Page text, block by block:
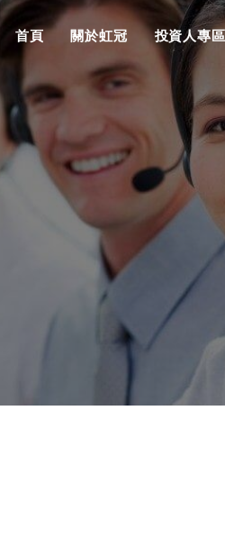
首頁 關於虹冠 投資人專區